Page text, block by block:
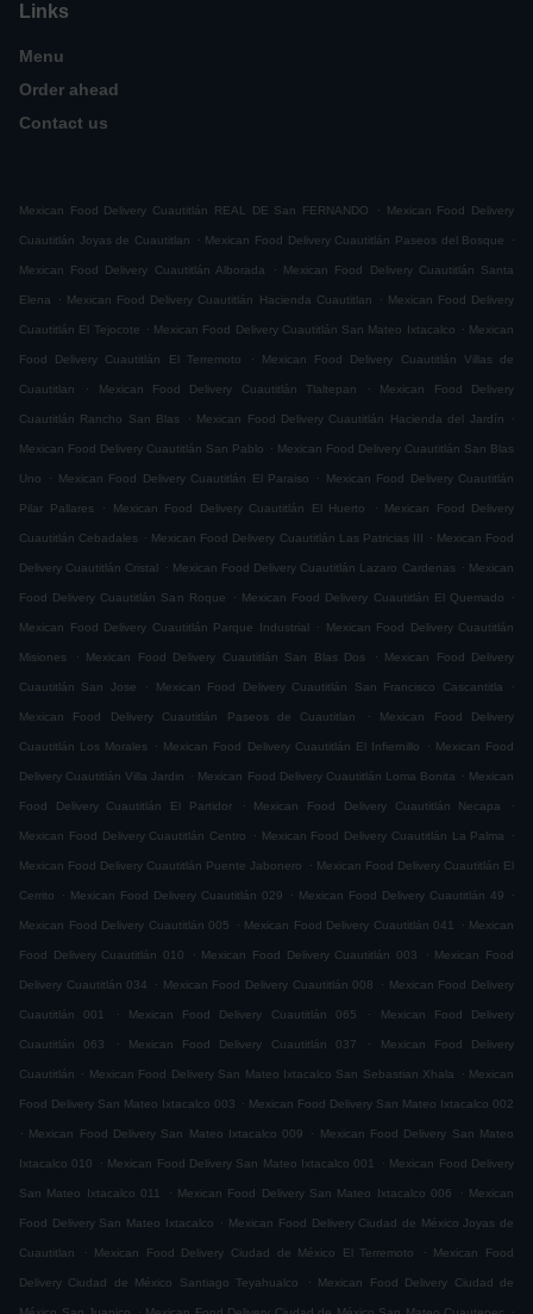
Links
Menu
Order ahead
Contact us
Mexican Food Delivery Cuautitlán REAL DE San FERNANDO . Mexican Food Delivery
Cuautitlán Joyas de Cuautitlan . Mexican Food Delivery Cuautitlán Paseos del Bosque .
Mexican Food Delivery Cuautitlán Alborada . Mexican Food Delivery Cuautitlán Santa
Elena . Mexican Food Delivery Cuautitlán Hacienda Cuautitlan . Mexican Food Delivery
Cuautitlán El Tejocote . Mexican Food Delivery Cuautitlán San Mateo Ixtacalco . Mexican
Food Delivery Cuautitlán El Terremoto . Mexican Food Delivery Cuautitlán Villas de
Cuautitlan . Mexican Food Delivery Cuautitlán Tlaltepan . Mexican Food Delivery
Cuautitlán Rancho San Blas . Mexican Food Delivery Cuautitlán Hacienda del Jardín .
Mexican Food Delivery Cuautitlán San Pablo . Mexican Food Delivery Cuautitlán San Blas
Uno . Mexican Food Delivery Cuautitlán El Paraiso . Mexican Food Delivery Cuautitlán
Pilar Pallares . Mexican Food Delivery Cuautitlán El Huerto . Mexican Food Delivery
Cuautitlán Cebadales . Mexican Food Delivery Cuautitlán Las Patricias III . Mexican Food
Delivery Cuautitlán Cristal . Mexican Food Delivery Cuautitlán Lazaro Cardenas . Mexican
Food Delivery Cuautitlán San Roque . Mexican Food Delivery Cuautitlán El Quemado .
Mexican Food Delivery Cuautitlán Parque Industrial . Mexican Food Delivery Cuautitlán
Misiones . Mexican Food Delivery Cuautitlán San Blas Dos . Mexican Food Delivery
Cuautitlán San Jose . Mexican Food Delivery Cuautitlán San Francisco Cascantitla .
Mexican Food Delivery Cuautitlán Paseos de Cuautitlan . Mexican Food Delivery
Cuautitlán Los Morales . Mexican Food Delivery Cuautitlán El Infiernillo . Mexican Food
Delivery Cuautitlán Villa Jardin . Mexican Food Delivery Cuautitlán Loma Bonita . Mexican
Food Delivery Cuautitlán El Partidor . Mexican Food Delivery Cuautitlán Necapa .
Mexican Food Delivery Cuautitlán Centro . Mexican Food Delivery Cuautitlán La Palma .
Mexican Food Delivery Cuautitlán Puente Jabonero . Mexican Food Delivery Cuautitlán El
Cerrito . Mexican Food Delivery Cuautitlán 029 . Mexican Food Delivery Cuautitlán 49 .
Mexican Food Delivery Cuautitlán 005 . Mexican Food Delivery Cuautitlán 041 . Mexican
Food Delivery Cuautitlán 010 . Mexican Food Delivery Cuautitlán 003 . Mexican Food
Delivery Cuautitlán 034 . Mexican Food Delivery Cuautitlán 008 . Mexican Food Delivery
Cuautitlán 001 . Mexican Food Delivery Cuautitlán 065 . Mexican Food Delivery
Cuautitlán 063 . Mexican Food Delivery Cuautitlán 037 . Mexican Food Delivery
Cuautitlán . Mexican Food Delivery San Mateo Ixtacalco San Sebastian Xhala . Mexican
Food Delivery San Mateo Ixtacalco 003 . Mexican Food Delivery San Mateo Ixtacalco 002
. Mexican Food Delivery San Mateo Ixtacalco 009 . Mexican Food Delivery San Mateo
Ixtacalco 010 . Mexican Food Delivery San Mateo Ixtacalco 001 . Mexican Food Delivery
San Mateo Ixtacalco 011 . Mexican Food Delivery San Mateo Ixtacalco 006 . Mexican
Food Delivery San Mateo Ixtacalco . Mexican Food Delivery Ciudad de México Joyas de
Cuautitlan . Mexican Food Delivery Ciudad de México El Terremoto . Mexican Food
Delivery Ciudad de México Santiago Teyahualco . Mexican Food Delivery Ciudad de
. .